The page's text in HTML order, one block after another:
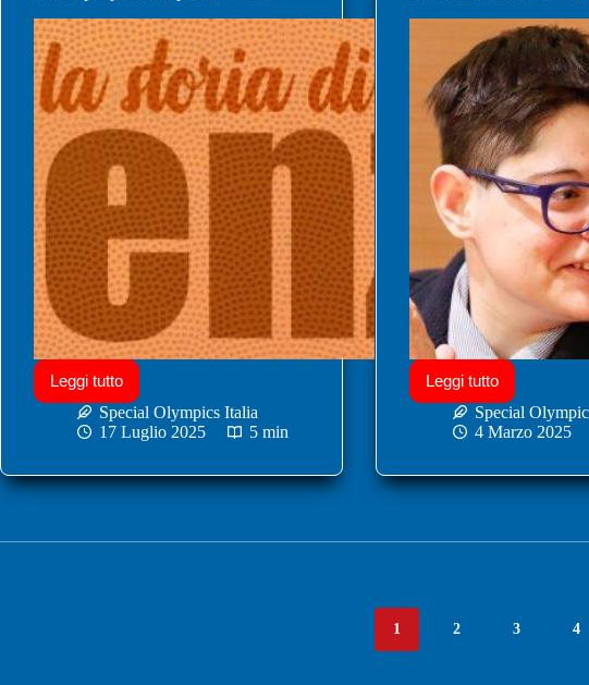
Leggi tutto
Special Olympics Italia
17 Luglio 2025
5 min
Leggi tutto
Special
4 Marzo 2025
1 2 3 4